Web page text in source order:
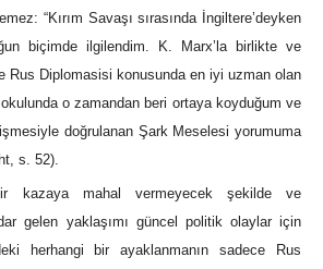
“Kırım Savaşı sırasında İngiltere’deyken
biçimde ilgilendim. K. Marx’la birlikte ve
Rus Diplomasisi konusunda en iyi uzman olan
o zamandan beri ortaya koyduğum ve
doğrulanan Şark Meselesi yorumuma
s. 52).
kazaya mahal vermeyecek şekilde ve
gelen yaklaşımı güncel politik olaylar için
herhangi bir ayaklanmanın sadece Rus